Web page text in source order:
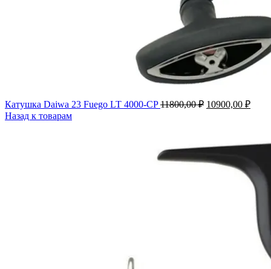
Катушка Daiwa 23 Fuego LT 4000-СP11800,00₽ 10900,00 ₽
Назад к товарам